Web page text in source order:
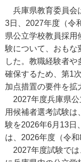
兵庫県教育委員会
3日、2027年度（令
県公立学校教員採用
験について、おもな
した。教職経験者や
確保するため、第1
加点措置の要件を拡
2027年度兵庫県公
用候補者選考試験は
験を2026年6月13日
は、2026年度（令和
2027年度試験では